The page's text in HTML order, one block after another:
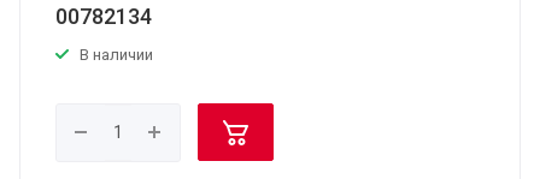
00782134
В наличии